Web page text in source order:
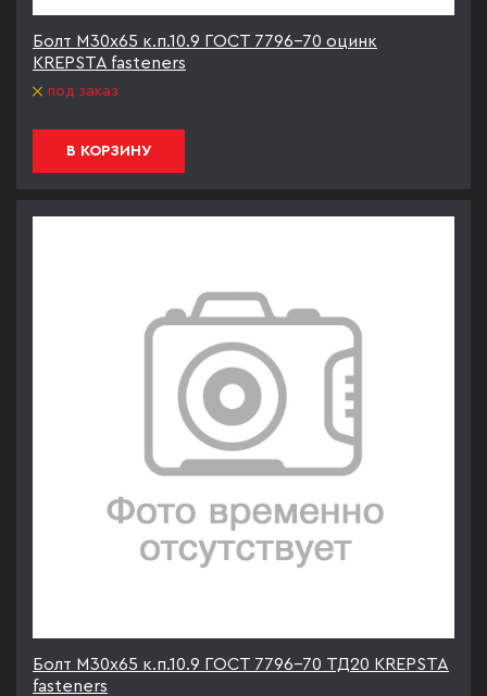
Болт М30х65 к.п.10.9 ГОСТ 7796-70 оцинк
KREPSTA fasteners
под заказ
В КОРЗИНУ
Болт М30х65 к.п.10.9 ГОСТ 7796-70 ТД20 KREPSTA
fasteners